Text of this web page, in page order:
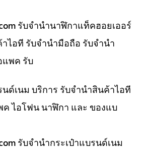
รับจำนำนาฬิกาแท็คฮอยเออร์
ไอที รับจำนำมือถือ รับจำนำ
แพค รับ
ด์เนม บริการ รับจำนำสินค้าไอที
ไอโฟน นาฬิกา และ ของแบ
รับจำนำกระเป๋าแบรนด์เนม